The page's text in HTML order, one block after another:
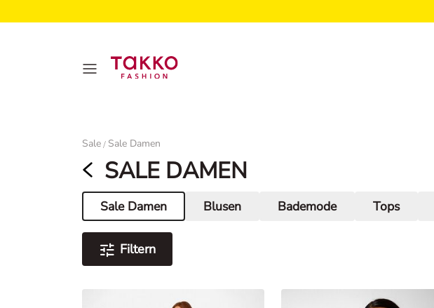
Sale / Sale Damen
SALE DAMEN
Sale Damen
Aktuelle Seite Blusen Bademode Tops
Filtern